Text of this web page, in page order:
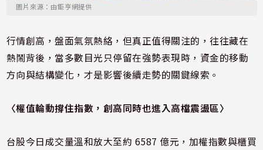
圖片來源：由鉅亨網提供
行情創高，盤面氣氛熱絡，但真正值得關注的，往往藏在
熱鬧背後，當多數目光只停留在強勢表現時，資金的移動
方向與結構變化，才是影響後續走勢的關鍵線索。
〈權值輪動撐住指數，創高同時也進入高檔震盪區〉
台股今日成交量溫和放大至約 6587 億元，加權指數與櫃買